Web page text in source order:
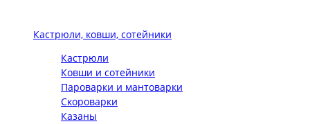
Кастрюли, ковши, сотейники
Кастрюли
Ковши и сотейники
Пароварки и мантоварки
Скороварки
Казаны